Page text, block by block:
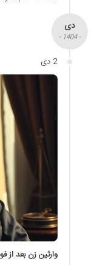
دی
- 1404 -
2 دی
وارثین زن بعد از